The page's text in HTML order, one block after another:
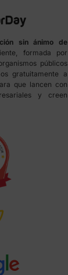
sin ánimo de
formada por
públicos
gratuitamente a
que lancen con
y creen